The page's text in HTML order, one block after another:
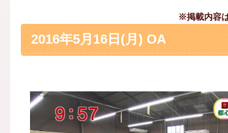
※掲載内容
2016年5月16日(月) OA